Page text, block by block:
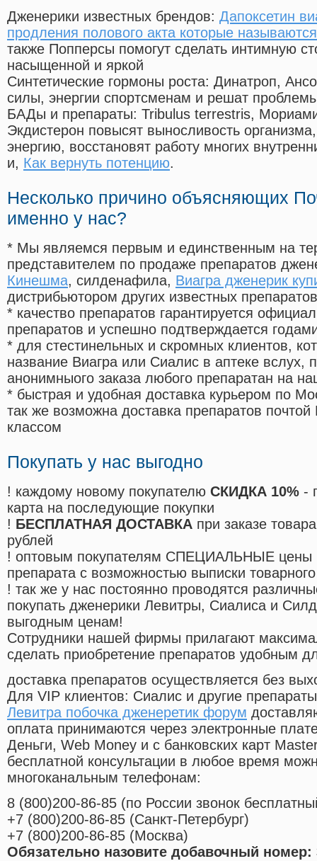
Дженерики известных брендов: Дапоксетин
продления полового акта которые
также Попперсы помогут сделать интимную
насыщенной и яркой
Синтетические гормоны роста: Динатроп,
силы, энергии спортсменам и решат
БАДы и препараты: Tribulus terrestris,
Экдистерон повысят выносливость
энергию, восстановят работу многих
и, Как вернуть потенцию.
Несколько причино объясняющих
именно у нас?
* Мы являемся первым и единственным на
представителем по продаже препаратов
Кинешма, силденафила, Виагра дженерик
дистрибьютором других известных препаратов
* качество препаратов гарантируется
препаратов и успешно подтверждается
* для стестинельных и скромных клиентов,
название Виагра или Сиалис в аптеке вслух,
анонимныого заказа любого препаратан на
* быстрая и удобная доставка курьером по
так же возможна доставка препаратов
классом
Покупать у нас выгодно
! каждому новому покупателю СКИДКА 10% -
карта на последующие покупки
! БЕСПЛАТНАЯ ДОСТАВКА при заказе
рублей
! оптовым покупателям СПЕЦИАЛЬНЫЕ цены
препарата с возможностью выписки
! так же у нас постоянно проводятся
покупать дженерики Левитры, Сиалиса и
выгодным ценам!
Cотрудники нашей фирмы прилагают
сделать приобретение препаратов удобным
доставка препаратов осуществляется без
Для VIP клиентов: Сиалис и другие
Левитра побочка дженеретик форум
оплата принимаются через электронные
Деньги, Web Money и с банковских карт
бесплатной консультации в любое время
многоканальным телефонам:
8 (800)200-86-85 (по России звонок
+7 (800)200-86-85 (Санкт-Петербург)
+7 (800)200-86-85 (Москва)
Обязательно назовите добавочный номер: